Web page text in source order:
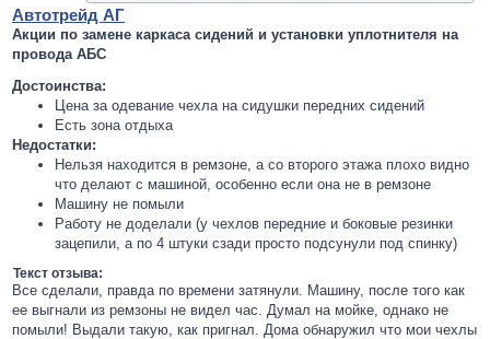
Автотрейд АГ
Акции по замене каркаса сидений и установки уплотнителя на
провода АБС
Достоинства:
Цена за одевание чехла на сидушки передних сидений
Есть зона отдыха
Недостатки:
Нельзя находится в ремзоне, а со второго этажа плохо видно
что делают с машиной, особенно если она не в ремзоне
Машину не помыли
Работу не доделали (у чехлов передние и боковые резинки
зацепили, а по 4 штуки сзади просто подсунули под спинку)
Текст отзыва:
Все сделали, правда по времени затянули. Машину, после того как
ее выгнали из ремзоны не видел час. Думал на мойке, однако не
помыли! Выдали такую, как пригнал. Дома обнаружил что мои чехлы